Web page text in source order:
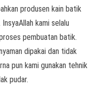
produsen kain batik
kami selalu
pembuatan batik.
dipakai dan tidak
pun kami gunakan tehnik
pudar.